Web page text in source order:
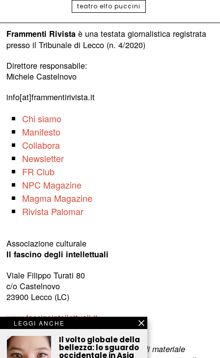
teatro elfo puccini
Frammenti Rivistaè una testata giornalistica registrata
presso il Tribunale di Lecco (n. 4/2020)
Direttore responsabile:
Michele Castelnovo
info[at]frammentirivista.it
Chi siamo
Manifesto
Collabora
Newsletter
FR Club
NPC Magazine
Magma Magazine
Rivista Palomar
Associazione culturale
Il fascino degli intellettuali
Viale Filippo Turati 80
c/o Castelnovo
23900 Lecco (LC)
www.fascinointellettuali.it
info[at]fascinointellettuali.it
Per segnalare eventuali errori nell’uso di materiale
LEGGI ANCHE
Il volto globale della
bellezza: lo sguardo
occidentale in Asia